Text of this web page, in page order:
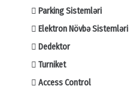
Parking Sistemləri
Elektron Növbə Sistemləri
Dedektor
Turniket
Access Control